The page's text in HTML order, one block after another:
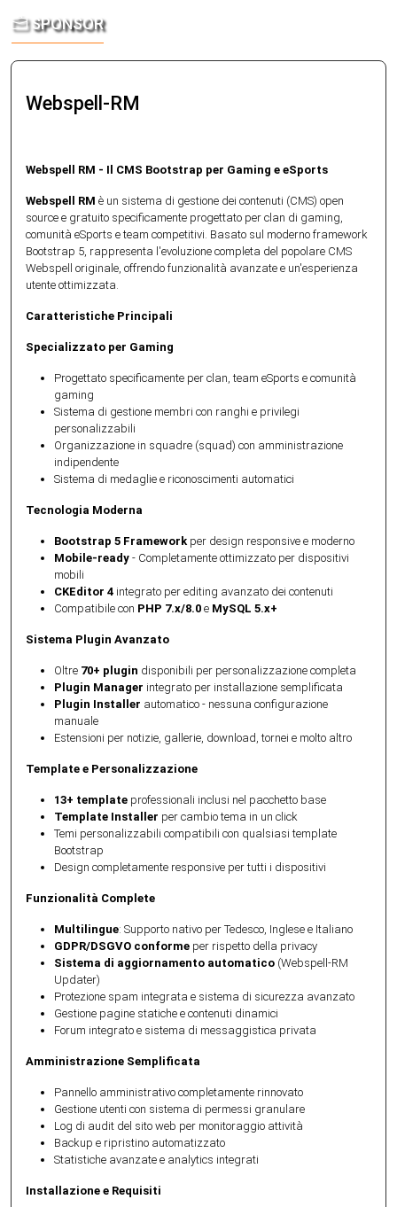
piccolo aggiornamento V1.6.9.91 per
COMMUNITY
Project Motor
ESTERNE, MULTIPLAYER UGC
DELLA FISICA
Assetto Corsa
SPONSOR
Webspell-RM
Webspell RM - Il CMS Bootstrap per Gaming e eSports
Webspell RM è un sistema di gestione dei contenuti (CMS) open
source e gratuito specificamente progettato per clan di gaming,
comunità eSports e team competitivi. Basato sul moderno framework
Bootstrap 5, rappresenta l'evoluzione completa del popolare CMS
Webspell originale, offrendo funzionalità avanzate e un'esperienza
utente ottimizzata.
Caratteristiche Principali
Specializzato per Gaming
Progettato specificamente per clan, team eSports e comunità
gaming
Sistema di gestione membri con ranghi e privilegi
personalizzabili
Organizzazione in squadre (squad) con amministrazione
indipendente
Sistema di medaglie e riconoscimenti automatici
Tecnologia Moderna
Bootstrap 5 Framework per design responsive e moderno
Mobile-ready - Completamente ottimizzato per dispositivi
mobili
CKEditor 4 integrato per editing avanzato dei contenuti
Compatibile con PHP 7.x/8.0 e MySQL 5.x+
Sistema Plugin Avanzato
Oltre 70+ plugin disponibili per personalizzazione completa
Plugin Manager integrato per installazione semplificata
Plugin Installer automatico - nessuna configurazione
manuale
Estensioni per notizie, gallerie, download, tornei e molto altro
Template e Personalizzazione
13+ template professionali inclusi nel pacchetto base
Template Installer per cambio tema in un click
Temi personalizzabili compatibili con qualsiasi template
Bootstrap
Design completamente responsive per tutti i dispositivi
Funzionalità Complete
Multilingue: Supporto nativo per Tedesco, Inglese e Italiano
GDPR/DSGVO conforme per rispetto della privacy
Sistema di aggiornamento automatico (Webspell-RM
Updater)
Protezione spam integrata e sistema di sicurezza avanzato
Gestione pagine statiche e contenuti dinamici
Forum integrato e sistema di messaggistica privata
Amministrazione Semplificata
Pannello amministrativo completamente rinnovato
Gestione utenti con sistema di permessi granulare
Log di audit del sito web per monitoraggio attività
Backup e ripristino automatizzato
Statistiche avanzate e analytics integrati
Installazione e Requisiti